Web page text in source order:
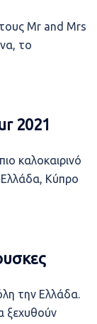
Mr and Mrs
το
2021
καλοκαιρινό
Κύπρο
την Ελλάδα.
ξεχυθούν